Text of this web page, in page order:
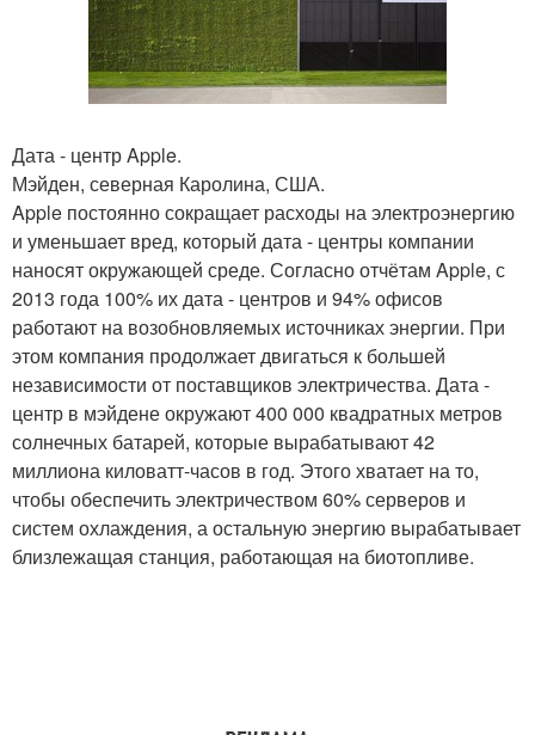
Дата - центр Apple.
Мэйден, северная Каролина, США.
Apple постоянно сокращает расходы на электроэнергию
и уменьшает вред, который дата - центры компании
наносят окружающей среде. Согласно отчётам Apple, с
2013 года 100% их дата - центров и 94% офисов
работают на возобновляемых источниках энергии. При
этом компания продолжает двигаться к большей
независимости от поставщиков электричества. Дата -
центр в мэйдене окружают 400 000 квадратных метров
солнечных батарей, которые вырабатывают 42
миллиона киловатт-часов в год. Этого хватает на то,
чтобы обеспечить электричеством 60% серверов и
систем охлаждения, а остальную энергию вырабатывает
близлежащая станция, работающая на биотопливе.